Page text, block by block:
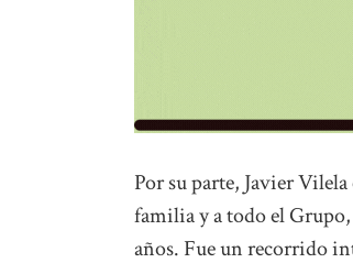
Por su parte, Javier
familia y a todo el Grupo,
años. Fue un recorrido